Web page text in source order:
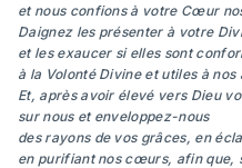
et nous confions à votre Cœur
Daignez les présenter à votre
et les exaucer si elles sont
à la Volonté Divine et utiles à nos
Et, après avoir élevé vers Dieu
sur nous et enveloppez-nous
des rayons de vos grâces, en
en purifiant nos cœurs, afin que,